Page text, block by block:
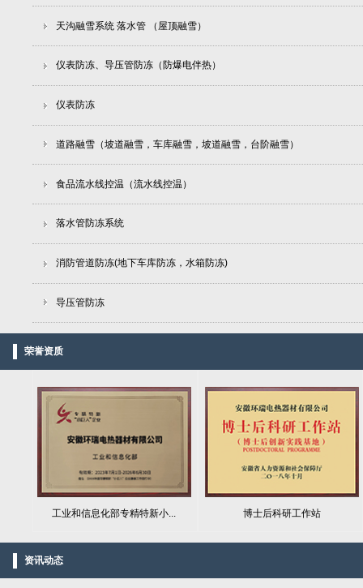
天沟融雪系统 落水管 （屋顶融雪）
仪表防冻、导压管防冻（防爆电伴热）
仪表防冻
道路融雪（坡道融雪，车库融雪，坡道融雪，台阶融雪）
食品流水线控温（流水线控温）
落水管防冻系统
消防管道防冻(地下车库防冻，水箱防冻)
导压管防冻
荣誉资质
工业和信息化部专精特新小... 博士后科研工作站
资讯动态